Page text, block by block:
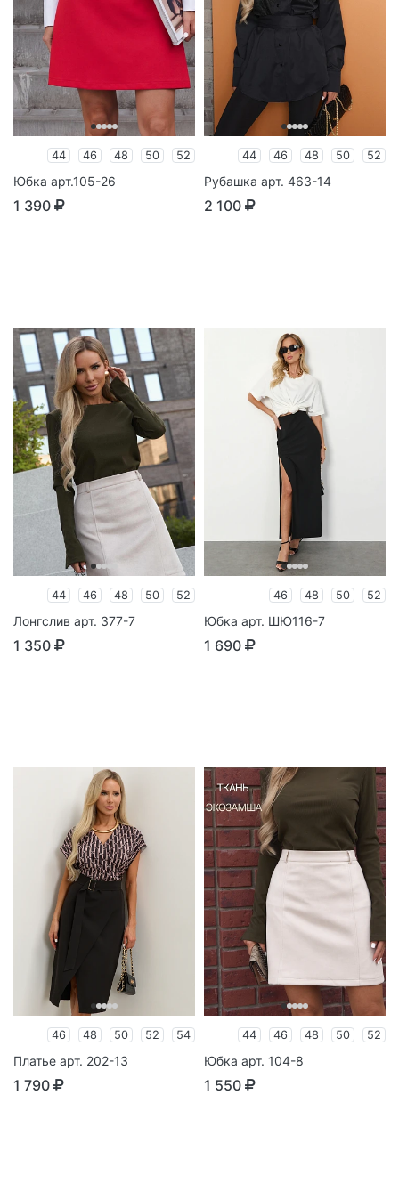
44 46 48 50 52
Юбка арт.105-26
1 390
44 46 48 50 52
Рубашка арт. 463-14
2 100
44 46 48 50 52
Лонгслив арт. 377-7
1 350
46 48 50 52
Юбка арт. ШЮ116-7
1 690
46 48 50 52 54
Платье арт. 202-13
1 790
44 46 48 50 52
Юбка арт. 104-8
1 550